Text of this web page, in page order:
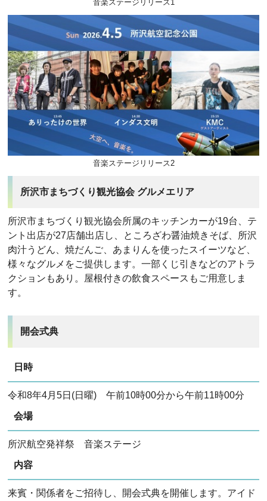
音楽ステージリリース1
音楽ステージリリース2
所沢市まちづくり観光協会 グルメエリア
所沢市まちづくり観光協会所属のキッチンカーが19台、テ
ント出店が27店舗出店し、ところざわ醤油焼きそば、所沢
肉汁うどん、焼だんご、あまりんを使ったスイーツなど、
様々なグルメをご提供します。一部くじ引きなどのアトラ
クションもあり。屋根付きの飲食スペースもご用意しま
す。
開会式典
日時
令和8年4月5日(日曜) 午前10時00分から午前11時00分
会場
所沢航空発祥祭 音楽ステージ
内容
来賓・関係者をご招待し、開会式典を開催します。アイド